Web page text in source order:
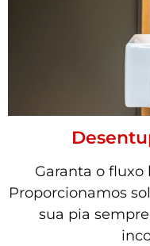
Garanta o fluxo
Proporcionamos
sua pia